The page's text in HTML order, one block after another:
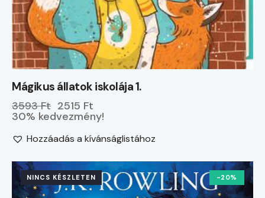
Mágikus állatok iskolája 1.
3593 Ft 2515 Ft
30% kedvezmény!
Hozzáadás a kívánságlistához
NINCS KÉSZLETEN -20%